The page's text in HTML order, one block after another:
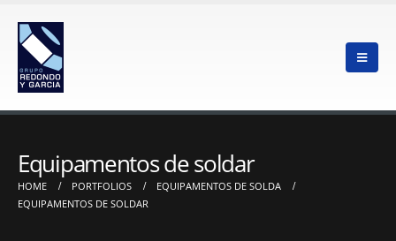
Equipamentos de soldar
HOME PORTFOLIOS
EQUIPAMENTOS DE SOLDA
EQUIPAMENTOS DE SOLDAR